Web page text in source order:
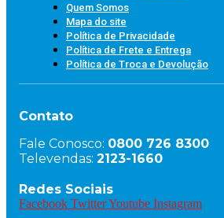
Quem Somos
Mapa do site
Política de Privacidade
Política de Frete e Entrega
Política de Troca e Devolução
Contato
Fale Conosco: 0800 726 8300
Televendas: 2123-1660
Redes Sociais
Facebook TwitterYoutube Instagram